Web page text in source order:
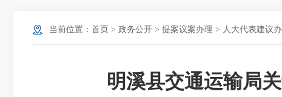
当前位置： 首页 > 政务公开 > 提案议案办理 > 人大代表建议
明溪县交通运输局